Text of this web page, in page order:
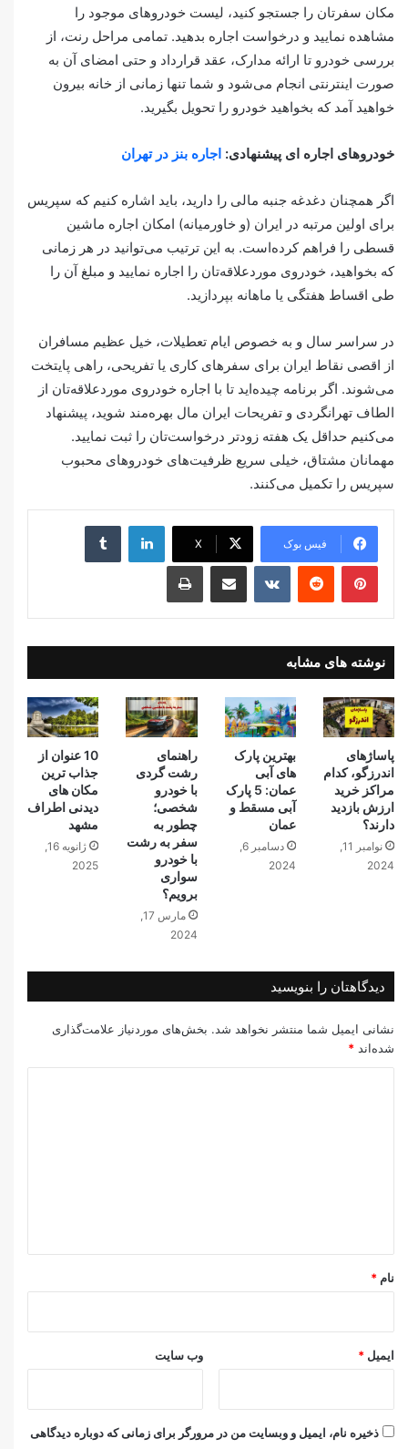
مکان سفرتان را جستجو کنید، لیست خودروهای موجود را
مشاهده نمایید و درخواست اجاره بدهید. تمامی مراحل رنت، از
بررسی خودرو تا ارائه مدارک، عقد قرارداد و حتی امضای آن به
صورت اینترنتی انجام می‌شود و شما تنها زمانی از خانه بیرون
خواهید آمد که بخواهید خودرو را تحویل بگیرید.
خودروهای اجاره ای پیشنهادی: اجاره بنز در تهران
اگر همچنان دغدغه جنبه مالی را دارید، باید اشاره کنیم که سپریس
برای اولین مرتبه در ایران (و خاورمیانه) امکان اجاره ماشین
قسطی را فراهم کرده‌است. به این ترتیب می‎‌‌توانید در هر زمانی
که بخواهید، خودروی موردعلاقه‌تان را اجاره نمایید و مبلغ آن را
طی اقساط هفتگی یا ماهانه بپردازید.
در سراسر سال و به خصوص ایام تعطیلات، خیل عظیم مسافران
از اقصی نقاط ایران برای سفرهای کاری یا تفریحی، راهی پایتخت
می‌شوند. اگر برنامه چیده‌اید تا با اجاره خودروی موردعلاقه‌تان از
الطاف تهرانگردی و تفریحات ایران مال بهره‌مند شوید، پیشنهاد
می‌کنیم حداقل یک هفته زودتر درخواست‌تان را ثبت نمایید.
مهمانان مشتاق، خیلی سریع ظرفیت‌های خودروهای محبوب
سپریس را تکمیل می‌کنند.
فیس بوک X
لینکدین
‫پین‌ترست ‫رددیت ‫VKontakte اشتراک گذاری از طریق ایمیل چاپ
نوشته های مشابه
پاساژهای
اندرزگو، کدام
مراکز خرید
ارزش بازدید
دارند؟
نوامبر 11,
2024
بهترین پارک‌
های آبی
عمان: 5 پارک
آبی مسقط و
عمان
دسامبر 6,
2024
راهنمای
رشت گردی
با خودرو
شخصی؛
چطور به
سفر به رشت
با خودرو
سواری
برویم؟
مارس 17,
2024
10 عنوان از
جذاب ترین
مکان های
دیدنی اطراف
مشهد
ژانویه 16,
2025
دیدگاهتان را بنویسید
نشانی ایمیل شما منتشر نخواهد شد. بخش‌های موردنیاز علامت‌گذاری
شده‌اند *
نام *
ایمیل * وب‌ سایت
ذخیره نام، ایمیل و وبسایت من در مرورگر برای زمانی که دوباره دیدگاهی